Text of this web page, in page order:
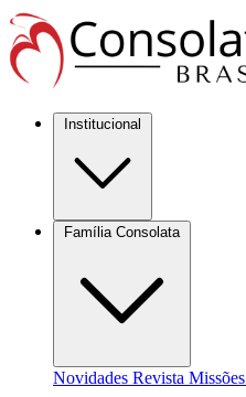
Institucional
Família Consolata
Novidades Revista Missões